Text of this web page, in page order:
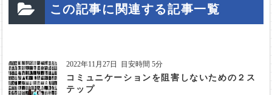
この記事に関連する記事一覧
2022年11月27日 目安時間 5分
コミュニケーションを阻害しないための２ス
テップ